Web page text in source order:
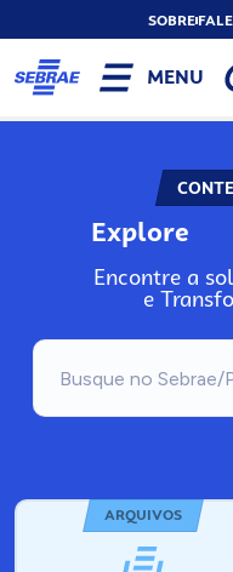
SOBRE
MENU
Explore
Encontre a
e
ARQUIVOS